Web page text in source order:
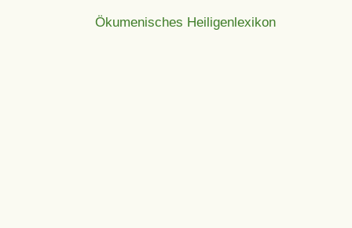
Ökumenisches Heiligenlexikon